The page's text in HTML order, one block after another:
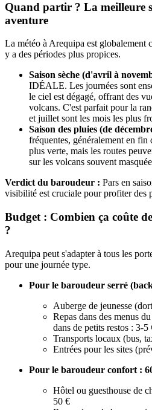
Quand partir ? La meilleure
aventure
La météo à Arequipa est globalement
y a des périodes plus propices.
Saison sèche (d'avril à
IDÉALE. Les journées sont
le ciel est dégagé, offrant des
volcans. C'est parfait pour la
et juillet sont les mois les plus
Saison des pluies (de
fréquentes, généralement en
plus verte, mais les routes
sur les volcans souvent
Verdict du baroudeur : Pars en
visibilité est cruciale pour profiter des
Budget : Combien ça coûte
?
Arequipa peut s'adapter à tous les
pour une journée type.
Pour le baroudeur serré
Auberge de jeunesse
Repas dans des menus
dans de petits restos : 3-5
Transports locaux (bus,
Entrées pour les sites
Pour le baroudeur confort :
Hôtel ou guesthouse de
50 €